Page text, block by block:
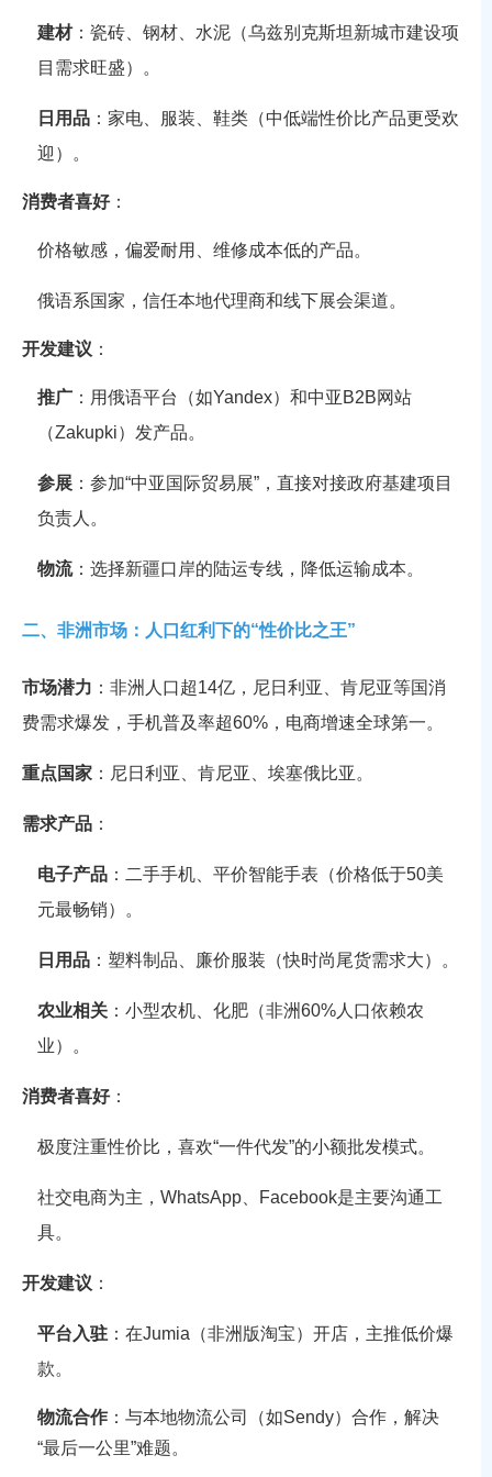
建材：瓷砖、钢材、水泥（乌兹别克斯坦新城市建设项
目需求旺盛）。
日用品 ：家电、服装、鞋类（中低端性价比产品更受欢
迎）。
消费者喜好：
价格敏感，偏爱耐用、维修成本低的产品。
俄语系国家，信任本地代理商和线下展会渠道。
开发建议 ：
推广 ：用俄语平台（如Yandex）和中亚B2B网站
（Zakupki）发产品。
参展 ：参加“中亚国际贸易展”，直接对接政府基建项目
负责人。
物流：选择新疆口岸的陆运专线，降低运输成本。
二、非洲市场：人口红利下的“性价比之王”
市场潜力 ：非洲人口超14亿，尼日利亚、肯尼亚等国消
费需求爆发，手机普及率超60%，电商增速全球第一。
重点国家 ：尼日利亚、肯尼亚、埃塞俄比亚。
需求产品 ：
电子产品 ：二手手机、平价智能手表（价格低于50美
元最畅销）。
日用品 ：塑料制品、廉价服装（快时尚尾货需求大）。
农业相关 ：小型农机、化肥（非洲60%人口依赖农
业）。
消费者喜好：
极度注重性价比，喜欢“一件代发”的小额批发模式。
社交电商为主，WhatsApp、Facebook是主要沟通工
具。
开发建议 ：
平台入驻 ：在Jumia（非洲版淘宝）开店，主推低价爆
款。
物流合作 ：与本地物流公司（如Sendy）合作，解决
“最后一公里”难题。